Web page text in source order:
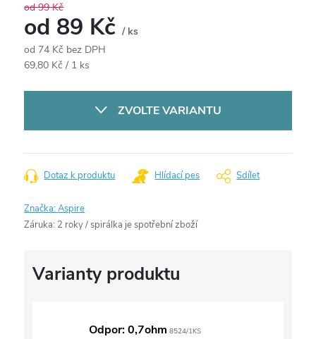
od 99 Kč
od 89 Kč / ks
od 74 Kč bez DPH
Měrná
69,80 Kč / 1 ks
ZVOLTE VARIANTU
Dotaz k produktu Hlídací pes Sdílet
Značka:Aspire
Záruka: 2 roky / spirálka je spotřební zboží
Odpor: 0,7ohm 8524/1KS